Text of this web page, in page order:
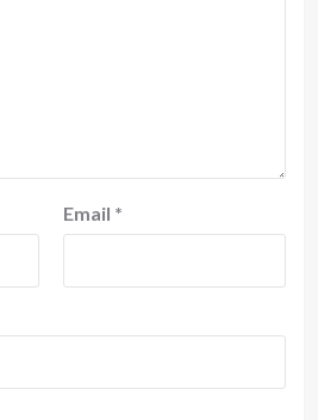
Email *